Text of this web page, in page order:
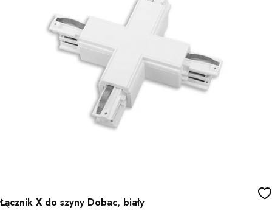
Łącznik X do szyny Dobac, biały